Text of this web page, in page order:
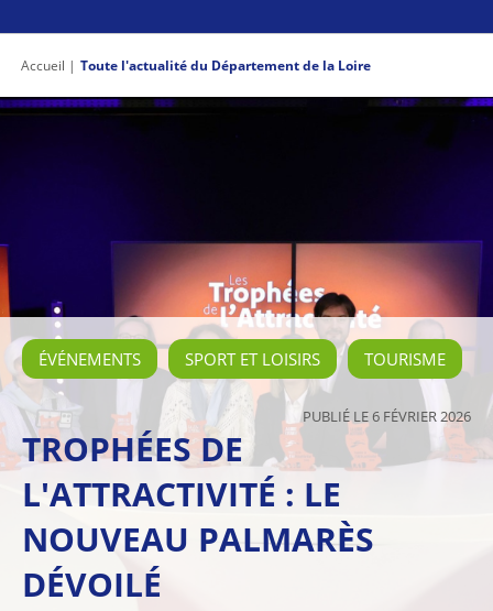
Accueil Toute l'actualité du Département de la Loire
ÉVÉNEMENTS SPORT ET LOISIRS TOURISME
PUBLIÉ LE 6 FÉVRIER 2026
TROPHÉES DE
L'ATTRACTIVITÉ : LE
NOUVEAU PALMARÈS
DÉVOILÉ